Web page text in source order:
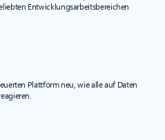
Entwicklungsarbeitsbereichen
Plattform neu, wie alle auf Daten